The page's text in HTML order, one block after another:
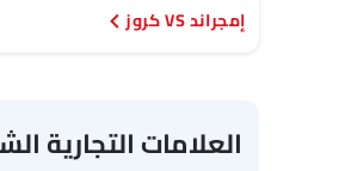
إمجراند VS كروز
العلامات التجارية